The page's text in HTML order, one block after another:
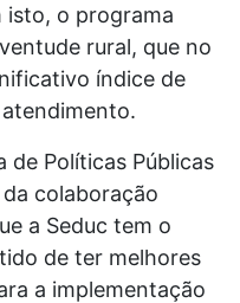
isto, o programa
rural, que no
índice de
de Políticas Públicas
colaboração
a Seduc tem o
de ter melhores
a implementação